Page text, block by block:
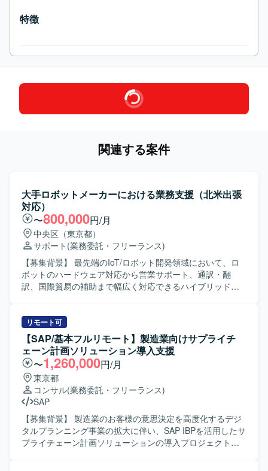
特徴
関連する案件
大手ロボットメーカーにおける業務支援（北米出張
対応）
〜800,000円/月
中央区（東京都）
サポート (業務委託・フリーランス)
【募集背景】 最先端のIoT/ロボット開発領域において、ロ
ボットのハードウェア対応から営業サポート、通訳・翻
訳、国際貿易の補助まで幅広く対応できるハイブリッドな
ミーティングにおける通訳対応を行っていただきます。技
術資料、契約書、メール、各種書類などの日英・英日翻訳
を担当していただきます。国際貿易における補助業務とし
て、インボイスやパッキングリストなど輸出入に関する貿
易書類の確認・作成サポート、関係者との連絡調整などを
行っていただきます。また、適性に応じて、実機検証を含
む技術サポート、ロボットの簡単な修理・メンテナンス、
各種図面チェック、営業サポート業務などをお任せする可
能性があります。北米への海外出張では、現地での通訳対
応も含めた支援を行っていただきます。 【求める人物像】
高い英語力を活かして現場の架け橋として活躍したい方を
リモート可
【SAP/基本フルリモート】製造業向けサプライチ
ェーン計画ソリューション導入支援
〜1,260,000円/月
東京都
コンサル(業務委託・フリーランス)
SAP
【募集背景】 製造業のお客様の意思決定を高度化するデジ
タルプランニング事業の拡大に伴い、SAP IBPを活用したサ
プライチェーン計画ソリューションの導入プロジェクトを